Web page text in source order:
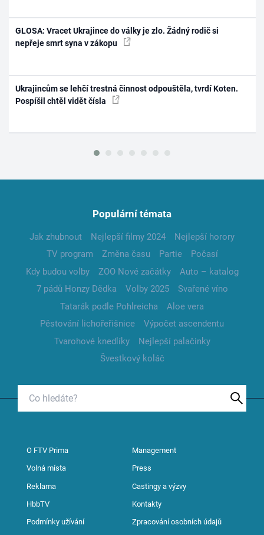
GLOSA: Vracet Ukrajince do války je zlo. Žádný rodič si
nepřeje smrt syna v zákopu
Ukrajincům se lehčí trestná činnost odpouštěla, tvrdí Koten.
Pospíšil chtěl vidět čísla
Populární témata
Jak zhubnout Nejlepší filmy 2024
Nejlepší horory
TV program
Změna času Partie
Počasí
Kdy budou volby
ZOO Nové začátky
Auto – katalog
7 pádů Honzy Dědka
Volby 2025
Svařené víno
Tatarák podle Pohlreicha
Aloe vera
Pěstování lichořeřišnice
Výpočet ascendentu
Tvarohové knedlíky
Nejlepší palačinky
Švestkový koláč
O FTV Prima Management
Volná místa Press
Reklama Castingy a výzvy
HbbTV Kontakty
Podmínky užívání Zpracování osobních údajů